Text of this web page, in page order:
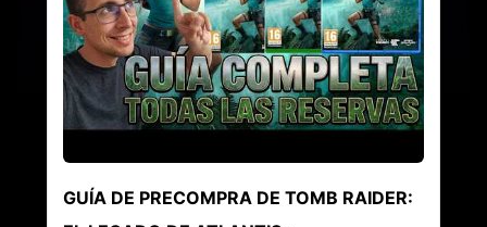
GUÍA DE PRECOMPRA DE TOMB RAIDER: